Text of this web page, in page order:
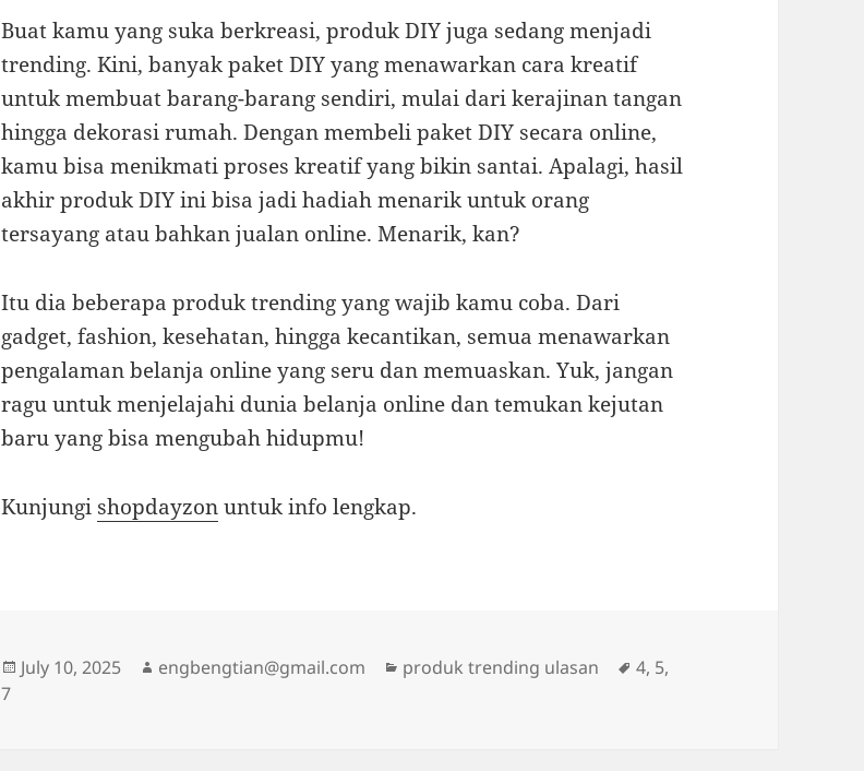
Buat kamu yang suka berkreasi, produk DIY juga sedang menjadi
trending. Kini, banyak paket DIY yang menawarkan cara kreatif
untuk membuat barang-barang sendiri, mulai dari kerajinan tangan
hingga dekorasi rumah. Dengan membeli paket DIY secara online,
kamu bisa menikmati proses kreatif yang bikin santai. Apalagi, hasil
akhir produk DIY ini bisa jadi hadiah menarik untuk orang
tersayang atau bahkan jualan online. Menarik, kan?
Itu dia beberapa produk trending yang wajib kamu coba. Dari
gadget, fashion, kesehatan, hingga kecantikan, semua menawarkan
pengalaman belanja online yang seru dan memuaskan. Yuk, jangan
ragu untuk menjelajahi dunia belanja online dan temukan kejutan
baru yang bisa mengubah hidupmu!
Kunjungi shopdayzonuntuk info lengkap.
Posted
July 10, 2025 Author
engbengtian@gmail.com Categories
produk trending ulasan Tags
4, 5,
7